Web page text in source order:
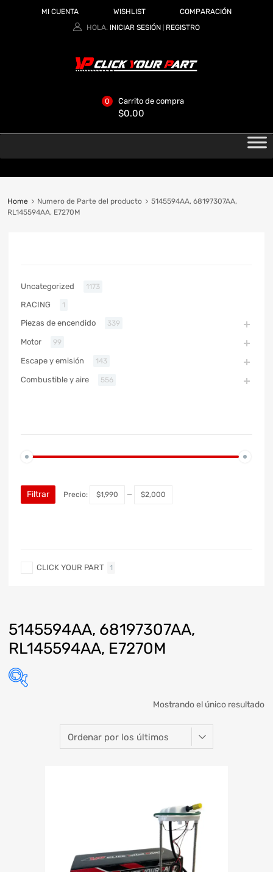
MI CUENTA WISHLIST
COMPARACIÓN
HOLA. INICIAR SESIÓN REGISTRO
Carrito de compra
$0.00
0
Home Numero de Parte del producto
5145594AA, 68197307AA,
RL145594AA, E7270M
5145594AA, 68197307AA,
RL145594AA, E7270M
KIA SEDONA
HONDAJAC
LAMBORGHINI
MAZDAMINI
PLYMOUTH
RENAULTSMART
VOLKSWAGEN
Mostrando el único resultado
Uncategorized 1173
RACING 1
Piezas de encendido 339
Motor 99
Escape y emisión 143
Combustible y aire 556
Filtrar Precio: $1,990 — $2,000
CLICK YOUR PART 1